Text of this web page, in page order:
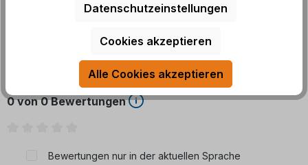
Bewertungen
0 von 0 Bewertungen
Bewertungen nur in der aktuellen Sprache
Datenschutzeinstellungen
Cookies akzeptieren
Alle Cookies akzeptieren